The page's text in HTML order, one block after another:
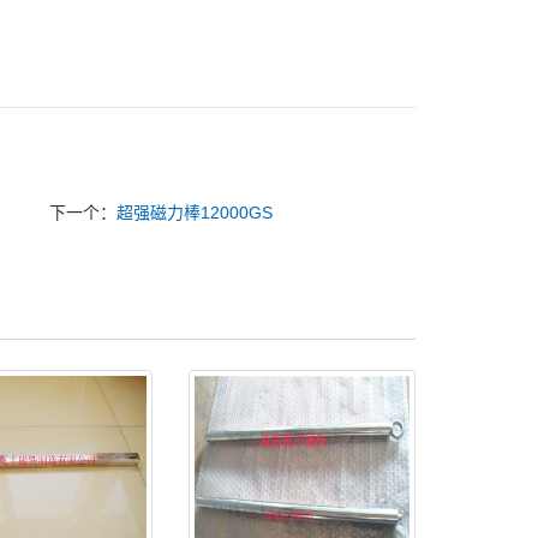
下一个：超强磁力棒12000GS